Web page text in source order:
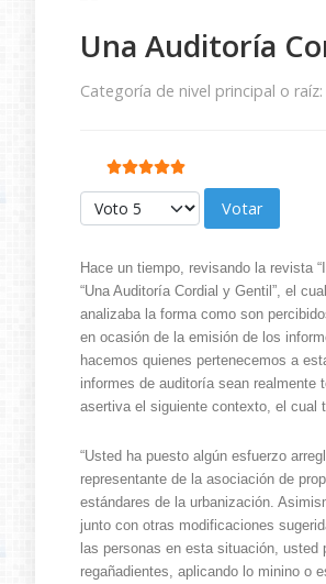
Una Auditoría
Categoría de nivel principal o raíz:
Ratio:5/5
Por favor, vote
Hace un tiempo, revisando la revista
“Una Auditoría Cordial y Gentil”, el
analizaba la forma como son
en ocasión de la emisión de los
hacemos quienes pertenecemos a
informes de auditoría sean realmente
asertiva el siguiente contexto, el cual
“Usted ha puesto algún esfuerzo
representante de la asociación de
estándares de la urbanización.
junto con otras modificaciones
las personas en esta situación,
regañadientes, aplicando lo minino o